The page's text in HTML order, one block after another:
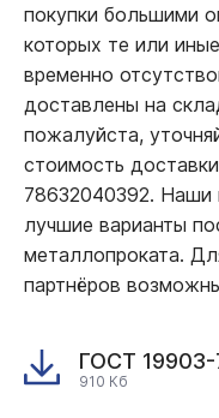
покупки большими
которых те или
временно
доставлены на
пожалуйста,
стоимость
78632040392.
лучшие варианты
металлопроката.
партнёров
ГОСТ 19903-
910 Кб